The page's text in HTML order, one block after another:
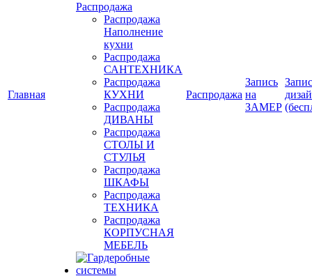
Главная
Распродажа
Распродажа
Наполнение
кухни
Распродажа
САНТЕХНИКА
Распродажа
КУХНИ
Распродажа
ДИВАНЫ
Распродажа
СТОЛЫ И
СТУЛЬЯ
Распродажа
ШКАФЫ
Распродажа
ТЕХНИКА
Распродажа
КОРПУСНАЯ
МЕБЕЛЬ
Распродажа
Запись
на
ЗАМЕР